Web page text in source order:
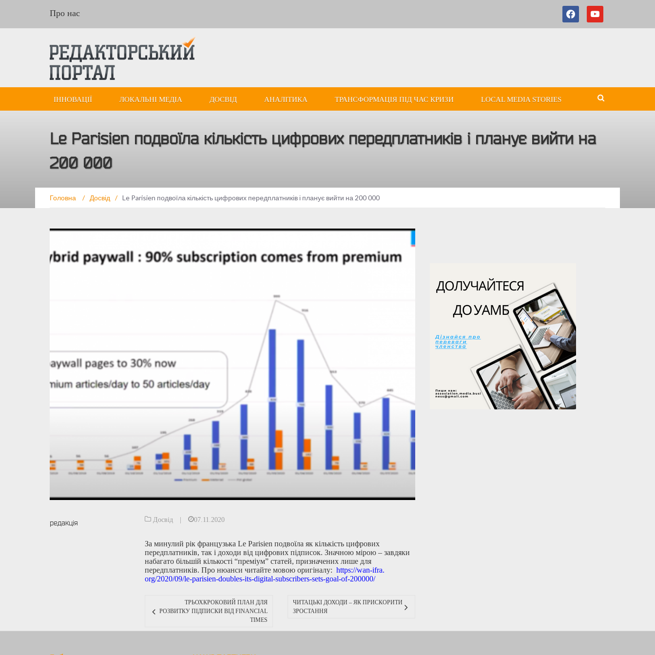
Про нас
ІННОВАЦІЇ ЛОКАЛЬНІ МЕДІА ДОСВІД АНАЛІТИКА ТРАНСФОРМАЦІЯ ПІД ЧАС КРИЗИ LOCAL MEDIA STORIES
Le Parisien подвоїла кількість цифрових передплатників і планує вийти на
200 000
Головна / Досвід / Le Parisien подвоїла кількість цифрових передплатників і планує вийти на 200 000
редакція Досвід 07.11.2020
За минулий рік французька Le Parisien подвоїла як кількість цифрових
передплатників, так і доходи від цифрових підписок. Значною мірою – завдяки
набагато більшій кількості “преміум” статей, призначених лише для
передплатників. Про нюанси читайте мовою оригіналу: https://wan-ifra.
org/2020/09/le-parisien-doubles-its-digital-subscribers-sets-goal-of-200000/
ТРЬОХКРОКОВИЙ ПЛАН ДЛЯ
РОЗВИТКУ ПІДПИСКИ ВІД FINANCIAL
TIMES
ЧИТАЦЬКІ ДОХОДИ – ЯК ПРИСКОРИТИ
ЗРОСТАННЯ